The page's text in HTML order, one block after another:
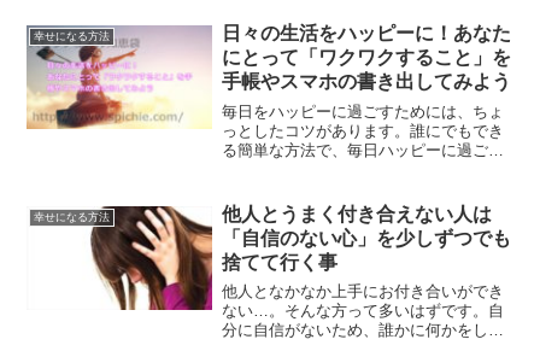
ためにも、やりぬいていきませんか？
幸せになる方法
日々の生活をハッピーに！あなた
にとって「ワクワクすること」を
手帳やスマホの書き出してみよう
毎日をハッピーに過ごすためには、ちょ
っとしたコツがあります。誰にでもでき
る簡単な方法で、毎日ハッピーに過ごす
とを書き出してみることです。その方法
とは？
幸せになる方法
他人とうまく付き合えない人は
「自信のない心」を少しずつでも
捨てて行く事
他人となかなか上手にお付き合いができ
ない…。そんな方って多いはずです。自
分に自信がないため、誰かに何かをして